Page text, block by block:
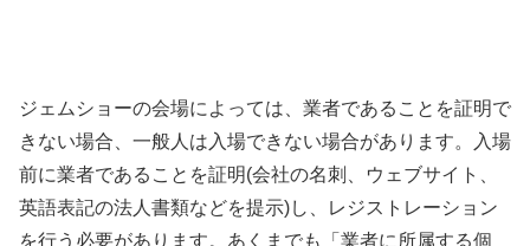
ジェムショーの会場によっては、業者であることを証明で
きない場合、一般人は入場できない場合があります。入場
前に業者であることを証明(会社の名刺、ウェブサイト、
英語表記の法人書類などを提示)し、レジストレーション
を行う必要があります。あくまでも「業者に所属する個